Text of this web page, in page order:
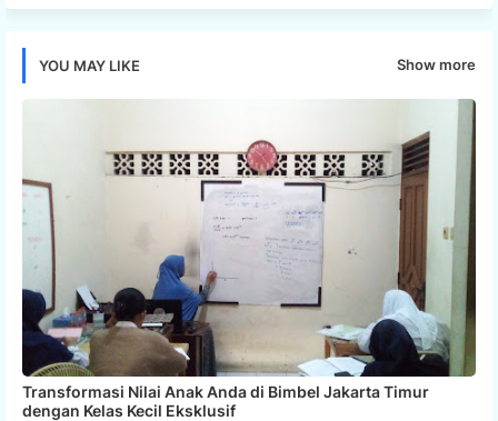
YOU MAY LIKE Show more
Transformasi Nilai Anak Anda di Bimbel Jakarta Timur
dengan Kelas Kecil Eksklusif